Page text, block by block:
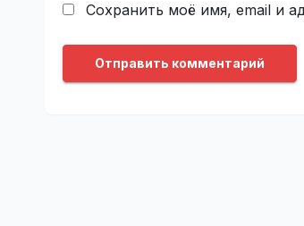
Сохранить моё имя, email и